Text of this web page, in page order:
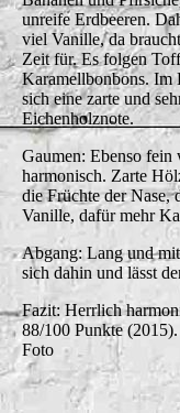
unreife Erdbeeren.
viel Vanille, da
Zeit für. Es folgen
Karamellbonbons. Im
sich eine zarte und
Eichenholznote.
Gaumen: Ebenso fein
harmonisch. Zarte
die Früchte der Nase,
Vanille, dafür mehr
Abgang: Lang und
sich dahin und lässt
Fazit: Herrlich
88/100 Punkte
Foto